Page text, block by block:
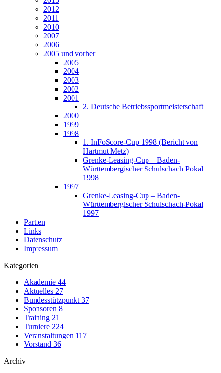
2012
2011
2010
2007
2006
2005 und vorher
2005
2004
2003
2002
2001
2. Deutsche Betriebssportmeisterschaft
2000
1999
1998
1. InFoScore-Cup 1998 (Bericht von
Hartmut Metz)
Grenke-Leasing-Cup – Baden-
Württembergischer Schulschach-Pokal
1998
1997
Grenke-Leasing-Cup – Baden-
Württembergischer Schulschach-Pokal
1997
Partien
Links
Datenschutz
Impressum
Kategorien
Akademie 44
Aktuelles 27
Bundesstützpunkt 37
Sponsoren 8
Training 21
Turniere 224
Veranstaltungen 117
Vorstand 36
Archiv